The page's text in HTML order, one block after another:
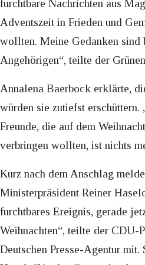
furchtbare Nachrichten aus
Adventszeit in Frieden und
wollten. Meine Gedanken sind
Angehörigen“, teilte der
Annalena Baerbock erklärte,
würden sie zutiefst erschüttern.
Freunde, die auf dem
verbringen wollten, ist nichts
Kurz nach dem Anschlag
Ministerpräsident Reiner
furchtbares Ereignis, gerade
Weihnachten“, teilte der CDU-
Deutschen Presse-Agentur mit.